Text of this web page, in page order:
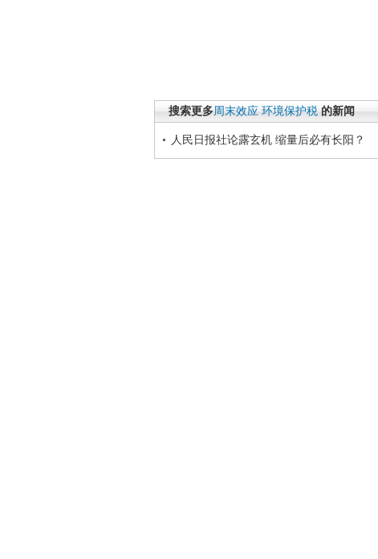
搜索更多周末效应 环境保护税 的新闻
人民日报社论露玄机 缩量后必有长阳？